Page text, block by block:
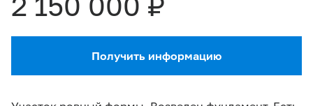
Получить информацию